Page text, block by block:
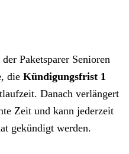
Paketsparer Senioren
, die Kündigungsfrist 1
Danach verlängert
Zeit und kann jederzeit
gekündigt werden.